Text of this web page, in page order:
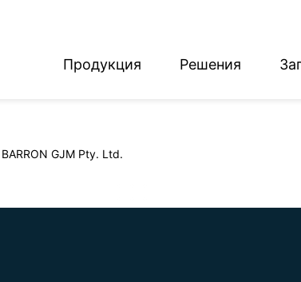
Продукция Решения
BARRON GJM Pty. Ltd.